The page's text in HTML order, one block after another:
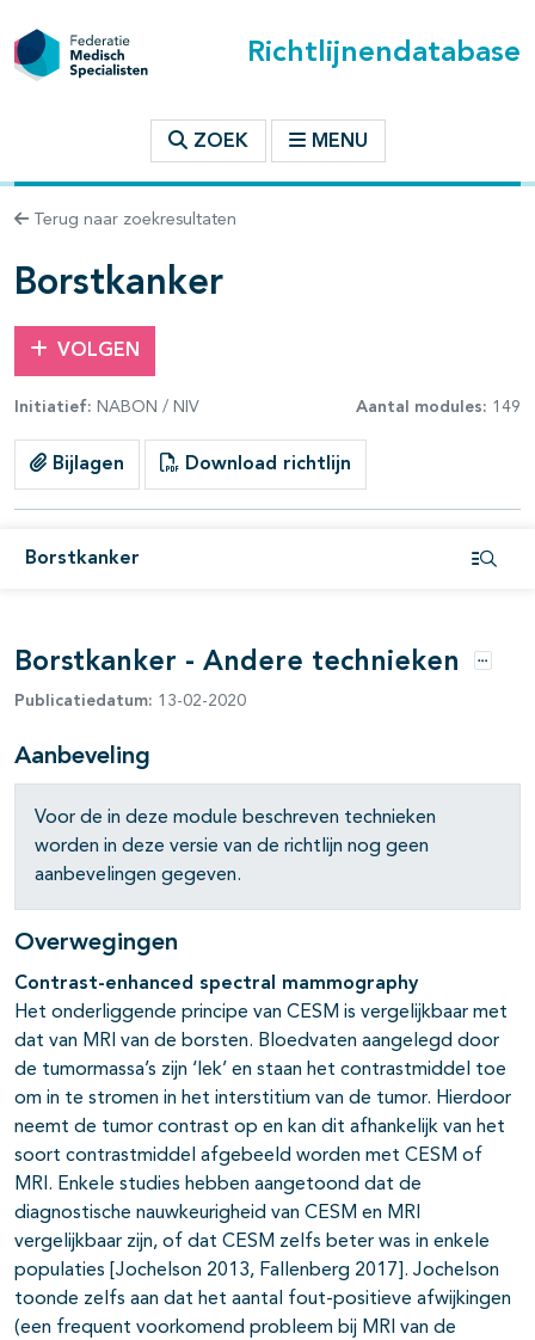
Richtlijnendatabase
ZOEK MENU
Terug naar zoekresultaten
Borstkanker
VOLGEN
Initiatief: NABON / NIV Aantal modules: 149
Bijlagen Download richtlijn
Borstkanker
binnen deze richtlijn
open- en dichtklappen
open- en dichtklappen
open- en dichtklappen
open- en dichtklappen
open- en dichtklappen
open- en dichtklappen
open- en dichtklappen
open- en dichtklappen
open- en dichtklappen
Borstkanker - Andere technieken Opties
Publicatiedatum: 13-02-2020
Aanbeveling
Voor de in deze module beschreven technieken
worden in deze versie van de richtlijn nog geen
aanbevelingen gegeven.
Overwegingen
Contrast-enhanced spectral mammography
Het onderliggende principe van CESM is vergelijkbaar met
dat van MRI van de borsten. Bloedvaten aangelegd door
de tumormassa’s zijn ‘lek’ en staan het contrastmiddel toe
om in te stromen in het interstitium van de tumor. Hierdoor
neemt de tumor contrast op en kan dit afhankelijk van het
soort contrastmiddel afgebeeld worden met CESM of
MRI. Enkele studies hebben aangetoond dat de
diagnostische nauwkeurigheid van CESM en MRI
vergelijkbaar zijn, of dat CESM zelfs beter was in enkele
populaties [Jochelson 2013, Fallenberg 2017]. Jochelson
toonde zelfs aan dat het aantal fout-positieve afwijkingen
(een frequent voorkomend probleem bij MRI van de